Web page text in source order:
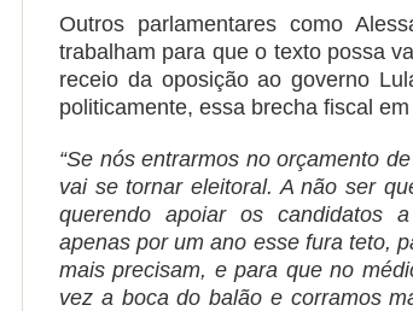
Outros parlamentares como
trabalham para que o texto possa
receio da oposição ao governo
politicamente, essa brecha fiscal
“Se nós entrarmos no orçamento
vai se tornar eleitoral. A não ser
querendo apoiar os candidatos
apenas por um ano esse fura teto,
mais precisam, e para que no
vez a boca do balão e corramos